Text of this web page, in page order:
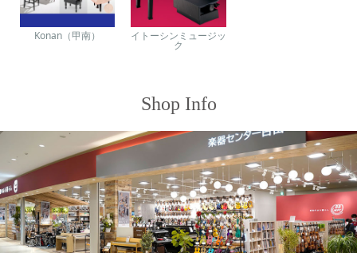
Konan（甲南） イトーシンミュージッ
ク
Shop Info